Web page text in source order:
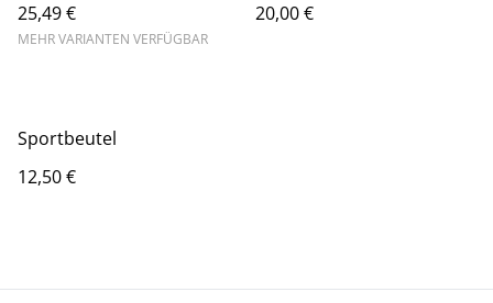
25,49 €
MEHR VARIANTEN VERFÜGBAR
20,00 €
Sportbeutel
12,50 €